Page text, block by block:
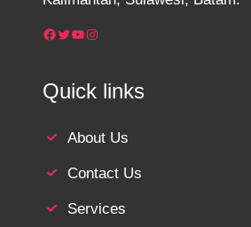
Facebook Twitter YouTube Instagram
Quick links
About Us
Contact Us
Services